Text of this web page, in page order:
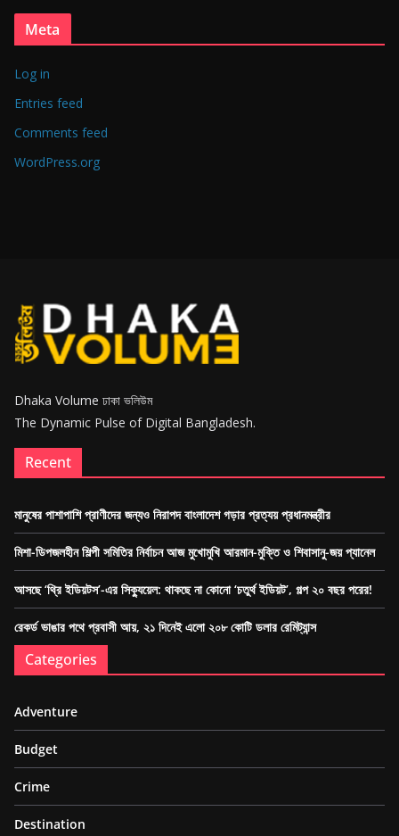
Meta
Log in
Entries feed
Comments feed
WordPress.org
Dhaka Volume ঢাকা ভলিউম
The Dynamic Pulse of Digital Bangladesh.
Recent
মানুষের পাশাপাশি প্রাণীদের জন্যও নিরাপদ বাংলাদেশ গড়ার প্রত্যয় প্রধানমন্ত্রীর
মিশা-ডিপজলহীন শিল্পী সমিতির নির্বাচন আজ মুখোমুখি আরমান-মুক্তি ও শিবাসানু-জয় প্যানেল
আসছে ‘থ্রি ইডিয়টস’-এর সিক্যুয়েল: থাকছে না কোনো ‘চতুর্থ ইডিয়ট’, গল্প ২০ বছর পরের!
রেকর্ড ভাঙার পথে প্রবাসী আয়, ২১ দিনেই এলো ২০৮ কোটি ডলার রেমিট্যান্স
Categories
Adventure
Budget
Crime
Destination